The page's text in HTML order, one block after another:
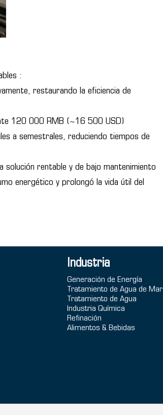
:
restaurando la eficiencia de
120 000 RMB (~16 500 USD)
a semestrales, reduciendo tiempos de
rentable y de bajo mantenimiento
energético y prolongó la vida útil del
Industria
Generación de Energía
Tratamiento de Agua de Mar
Tratamiento de Agua
Industria Química
Refinación
Alimentos & Bebidas